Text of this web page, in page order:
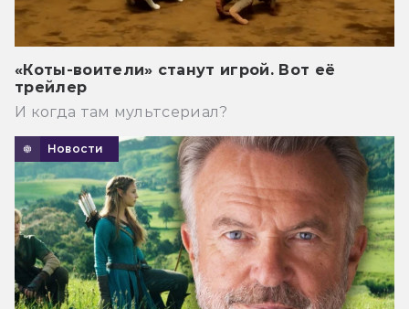
«Коты-воители» станут игрой. Вот её
трейлер
И когда там мультсериал?
Новости